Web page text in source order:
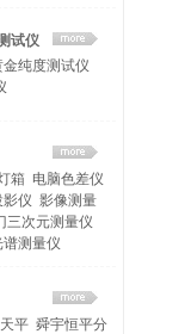
试仪
金纯度测试仪
箱 电脑色差仪
影仪 影像测量
三次元测量仪
谱测量仪
平 舜宇恒平分